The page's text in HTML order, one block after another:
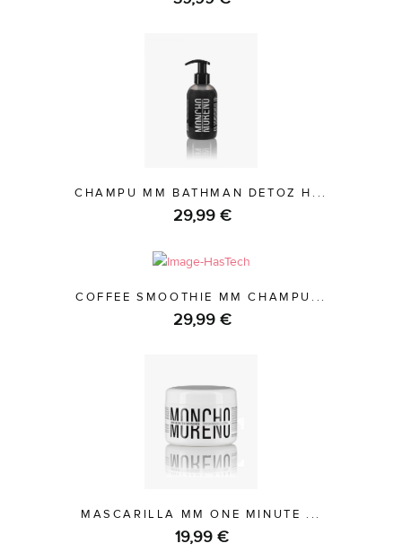
CHAMPU MM BATHMAN DETOZ H...
29,99 €
COFFEE SMOOTHIE MM CHAMPU...
29,99 €
MASCARILLA MM ONE MINUTE ...
19,99 €